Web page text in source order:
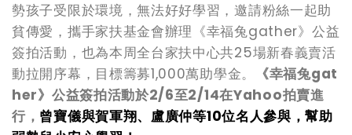
勢孩子受限於環境，無法好好學習，邀請粉絲一起助
貧傳愛，攜手家扶基金會辦理《幸福兔gather》公益
簽拍活動，也為本周全台家扶中心共25場新春義賣活
動拉開序幕，目標籌募1,000萬助學金。
《幸福兔gat
her》公益簽拍活動於2/6至2/14在Yahoo拍賣進
行， 曾寶儀與賀軍翔、盧廣仲等10位名人參與，幫助